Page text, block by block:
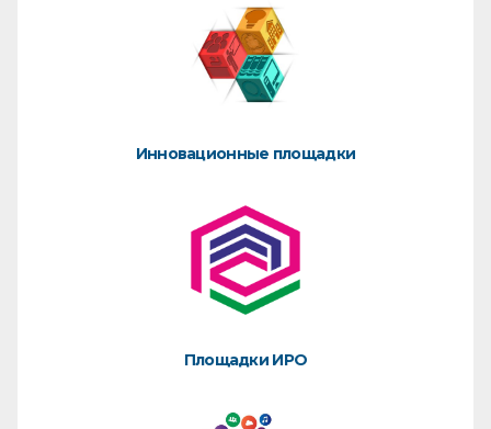
Инновационные площадки
Площадки ИРО